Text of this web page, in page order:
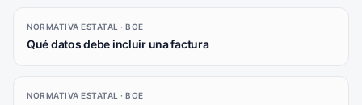
NORMATIVA ESTATAL · BOE
Qué datos debe incluir una factura
NORMATIVA ESTATAL · BOE